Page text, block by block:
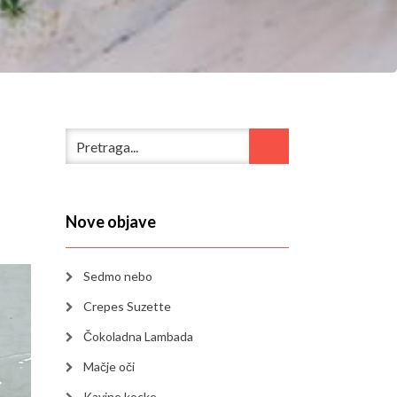
Nove objave
Sedmo nebo
Crepes Suzette
Čokoladna Lambada
Mačje oči